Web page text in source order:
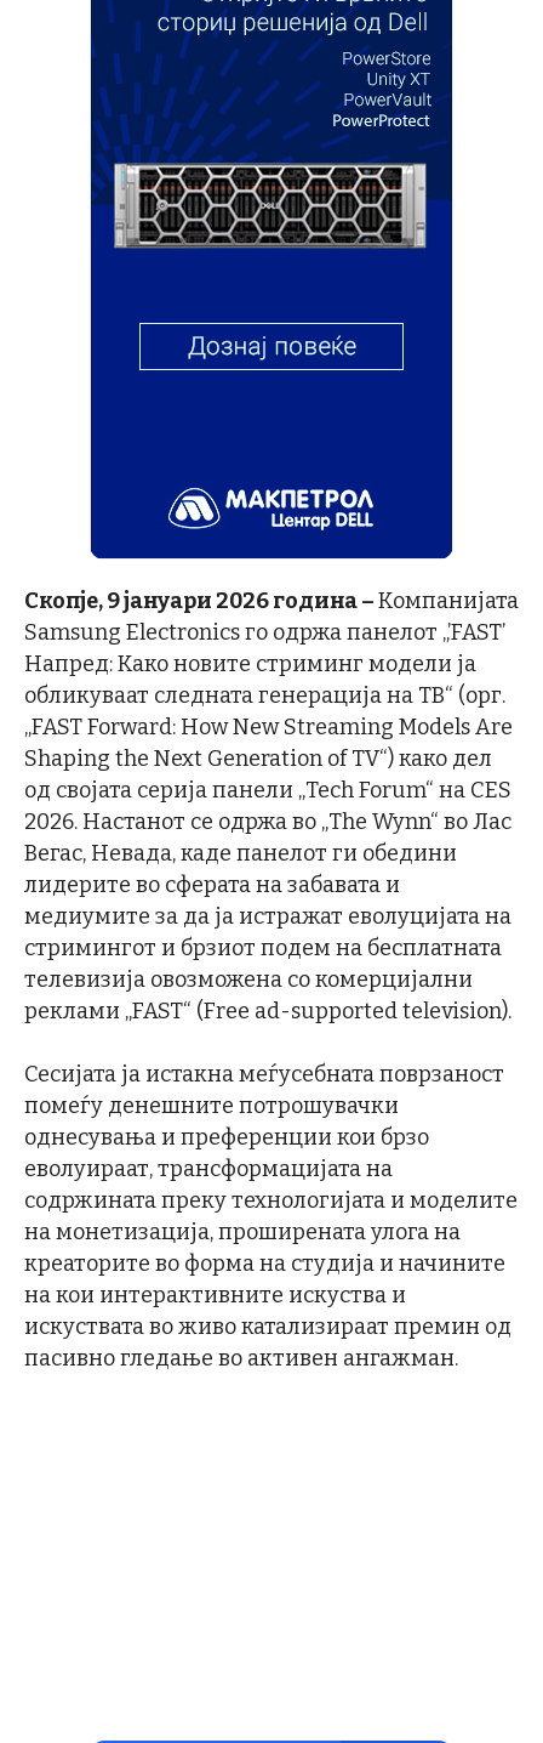
Скопје, 9 јануари 2026 година –Компанијата
Samsung Electronics го одржа панелот „’FAST’
Напред: Како новите стриминг модели ја
обликуваат следната генерација на ТВ“ (орг.
„FAST Forward: How New Streaming Models Are
Shaping the Next Generation of TV“) како дел
од својата серија панели „Tech Forum“ на CES
2026. Настанот се одржа во „The Wynn“ во Лас
Вегас, Невада, каде панелот ги обедини
лидерите во сферата на забавата и
медиумите за да ја истражат еволуцијата на
стримингот и брзиот подем на бесплатната
телевизија овозможена со комерцијални
реклами „FAST“ (Free ad-supported television).
Сесијата ја истакна меѓусебната поврзаност
помеѓу денешните потрошувачки
однесувања и преференции кои брзо
еволуираат, трансформацијата на
содржината преку технологијата и моделите
на монетизација, проширената улога на
креаторите во форма на студија и начините
на кои интерактивните искуства и
искуствата во живо катализираат премин од
пасивно гледање во активен ангажман.